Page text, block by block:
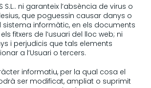
S.L.. ni garanteix l’absència de virus o
que poguessin causar danys o
sistema informàtic, en els documents
fitxers de l’usuari del lloc web; ni
i perjudicis que tals elements
a l’Usuari o tercers.
informatiu, per la qual cosa el
ser modificat, ampliat o suprimit